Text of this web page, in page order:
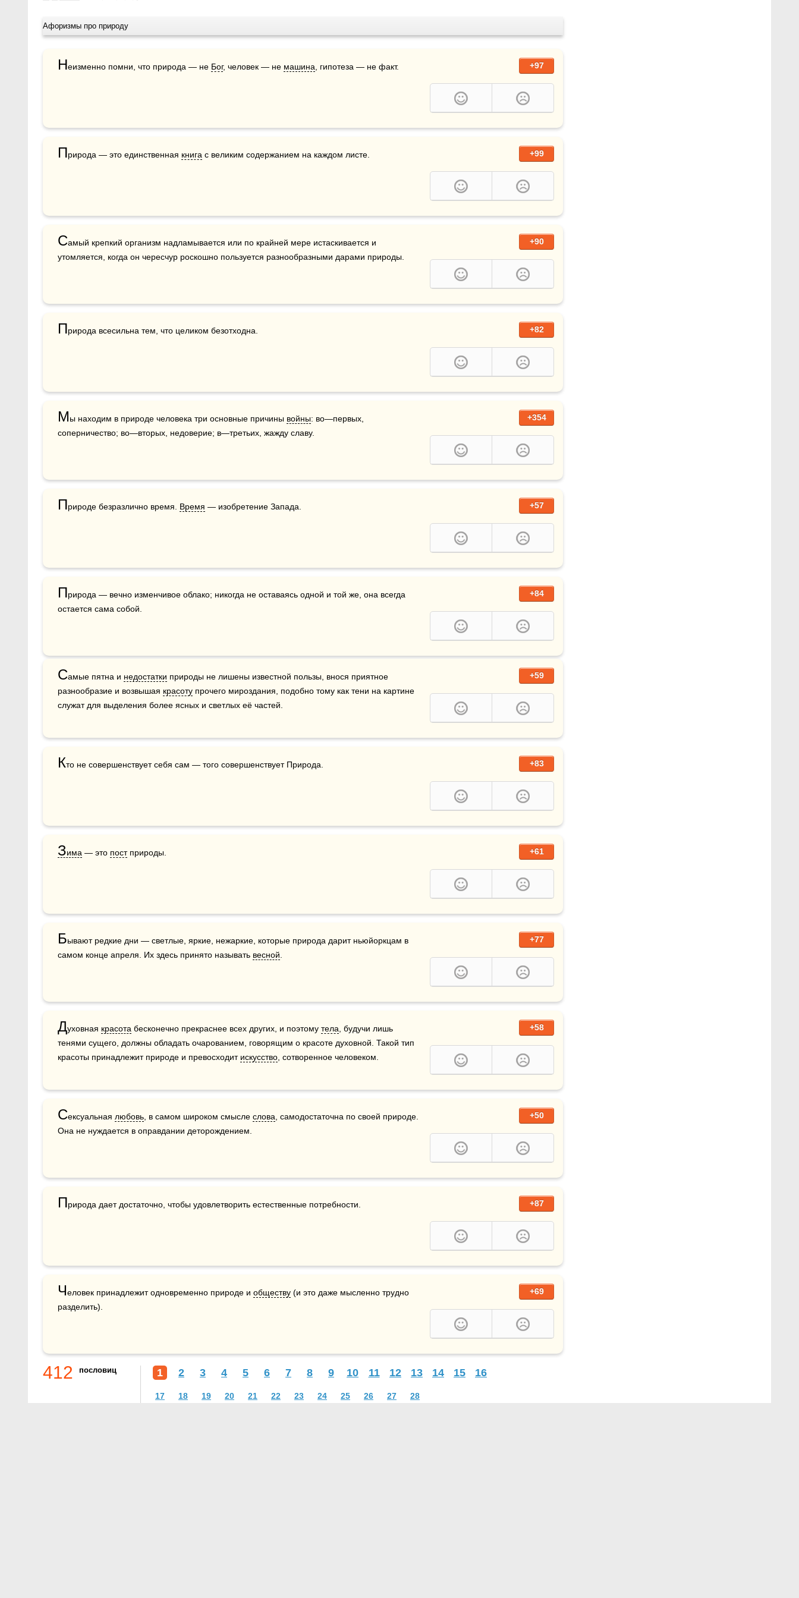
Афоризмы про природу
+97
Неизменно помни, что природа — не Бог, человек — не машина , гипотеза — не факт.
+99
Природа — это единственная книга с великим содержанием на каждом листе.
+90
Самый крепкий организм надламывается или по крайней мере истаскивается и
утомляется, когда он чересчур роскошно пользуется разнообразными дарами природы.
+82
Природа всесильна тем, что целиком безотходна.
+354
Мы находим в природе человека три основные причины войны: во—первых,
соперничество; во—вторых, недоверие; в—третьих, жажду славу.
+57
Природе безразлично время. Время — изобретение Запада.
+84
Природа — вечно изменчивое облако; никогда не оставаясь одной и той же, она всегда
остается сама собой.
+59
Самые пятна и недостатки природы не лишены известной пользы, внося приятное
разнообразие и возвышая красоту прочего мироздания, подобно тому как тени на картине
служат для выделения более ясных и светлых её частей.
+83
Кто не совершенствует себя сам — того совершенствует Природа.
+61
Зима — это пост природы.
+77
Бывают редкие дни — светлые, яркие, нежаркие, которые природа дарит ньюйоркцам в
самом конце апреля. Их здесь принято называть весной
+58
Духовная красота бесконечно прекраснее всех других, и поэтому тела , будучи лишь
тенями сущего, должны обладать очарованием, говорящим о красоте духовной. Такой тип
красоты принадлежит природе и превосходит искусство , сотворенное человеком.
+50
Сексуальная любовь , в самом широком смысле слова , самодостаточна по своей природе.
Она не нуждается в оправдании деторождением.
+87
Природа дает достаточно, чтобы удовлетворить естественные потребности.
+69
Человек принадлежит одновременно природе и обществу (и это даже мысленно трудно
разделить).
412 пословиц 1 2 3 4 5 6 7 8 9 10 11 12 13 14 15 16
17 18 19 20 21 22 23 24 25 26 27 28